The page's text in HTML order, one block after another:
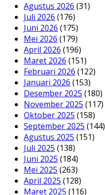
Agustus 2026 (31)
Juli 2026 (176)
Juni 2026 (175)
Mei 2026 (179)
April 2026 (196)
Maret 2026 (151)
Februari 2026 (122)
Januari 2026 (153)
Desember 2025 (180)
November 2025 (117)
Oktober 2025 (158)
September 2025 (144)
Agustus 2025 (151)
Juli 2025 (138)
Juni 2025 (184)
Mei 2025 (263)
April 2025 (128)
Maret 2025 (116)